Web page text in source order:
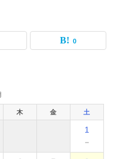
0
木 金 土
1
－